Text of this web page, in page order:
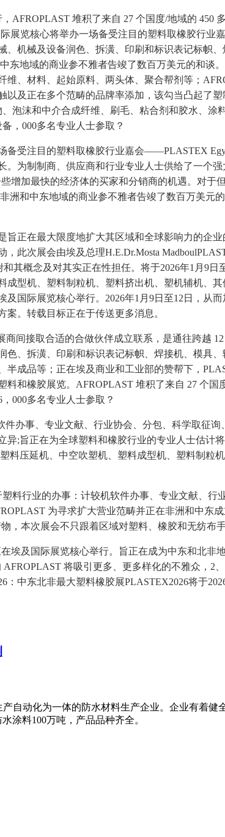
堆积了来自 27 个国度/地域的 450
际展览核心将举办一场备受注目的塑料取橡胶行
机械及设备润色、拆潢、印刷和标识表记标帜
东地域的商业参不雅者告竣了数百万美元的和谈
、材料、起始原料、两头体、聚合帮剂等；
及正在多个范畴的品牌率添加，该勾当凸起了
泡沫和中介合成纤维、刷毛、粘合剂和胶水、
，000多名专业人士参取？
注目的塑料取橡胶行业嘉会——PLASTEX
为制制商、供应商和行业专业人士供给了一个
增加最快的经济体的买家和分销商的机遇。对
洲和中东地域的商业参不雅者告竣了数百万美元
正在最大限度地扩大其区域和全球影响力的企
此次展会由埃及总理H.E.Dr.Mosta
其概念及对其实正在性担任。将于2026年1月9
型机、塑料制粒机、塑料挤出机、塑机辅机、
国际展览核心举行。2026年1月9日至12日，从
。转载目标正在于传送更多消息。
接取合适的合做伙伴成立联系，是通往跨越
、拆潢、印刷和标识表记标帜、焊接机、模具
成品等；正在埃及商业和工业部的赞帮下，
和橡胶展览。AFROPLAST 堆积了来自 27 个
000多名专业人士参取？
事、专业文献、行业协会、分包、科学取征
;旨正在为全球塑料和橡胶行业的专业人士估计
料压延机、中空吹塑机、塑料成型机、塑料制粒
行业的办事：计较机软件办事、专业文献、行
为寻求扩大营业范畴并正在非洲和中东
，本次展会不只跟着区域对塑料、橡胶和无纺布
及国际展览核心举行。旨正在成为中东和北非
将吸引更多、更多样化的不雅众，2
中东北非最大塑料橡胶展PLASTEX2026将于
自动化为一体的防水材料生产企业。企业有着
涂料100万吨，产品品种齐全。